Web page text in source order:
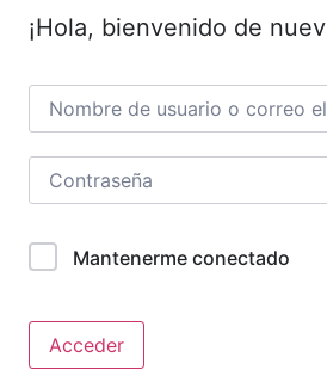
WEBINAR
NOSOTROS
TIENDA
¡Hola, bienvenido de
Mantenerme conectado
Acceder